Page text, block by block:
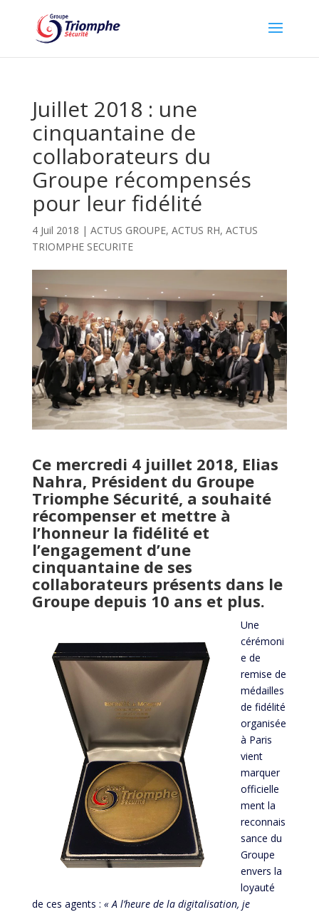
Juillet 2018 : une
cinquantaine de
collaborateurs du
Groupe récompensés
pour leur fidélité
4 Juil 2018 | ACTUS GROUPE, ACTUS RH, ACTUS
TRIOMPHE SECURITE
Ce mercredi 4 juillet 2018, Elias
Nahra, Président du Groupe
Triomphe Sécurité, a souhaité
récompenser et mettre à
l’honneur la fidélité et
l’engagement d’une
cinquantaine de ses
collaborateurs présents dans le
Groupe depuis 10 ans et plus.
Une
cérémoni
e de
remise de
médailles
de fidélité
organisée
à Paris
vient
marquer
officielle
ment la
reconnais
sance du
Groupe
envers la
loyauté
de ces agents : «A l’heure de la digitalisation, je